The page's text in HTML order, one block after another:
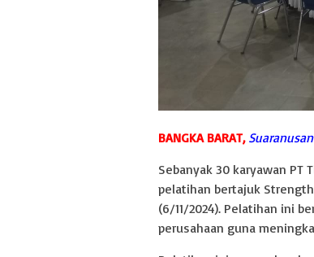
BANGKA BARAT,
Sebanyak 30 karyawan PT
pelatihan bertajuk
(6/11/2024). Pelatihan ini
perusahaan guna